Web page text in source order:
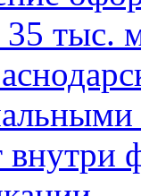
35 тыс.
внутри